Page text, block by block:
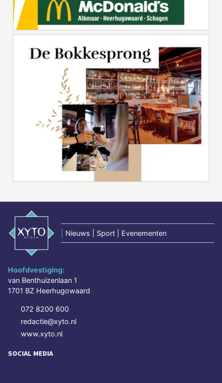
Nieuws | Sport | Evenementen
Hoofdvestiging:
van Benthuizenlaan 1
1701 BZ Heerhugowaard
072 8200 600
redactie@xyto.nl
www.xyto.nl
SOCIAL MEDIA